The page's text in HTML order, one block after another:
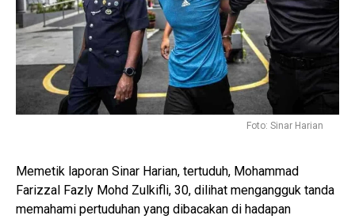
Foto: Sinar Harian
Memetik laporan Sinar Harian, tertuduh, Mohammad
Farizzal Fazly Mohd Zulkifli, 30, dilihat mengangguk tanda
memahami pertuduhan yang dibacakan di hadapan